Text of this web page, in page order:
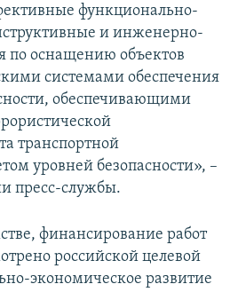
функционально-
и инженерно-
по оснащению объектов
системами обеспечения
обеспечивающими
транспортной
уровней безопасности», –
пресс-службы.
финансирование работ
российской целевой
экономическое развитие